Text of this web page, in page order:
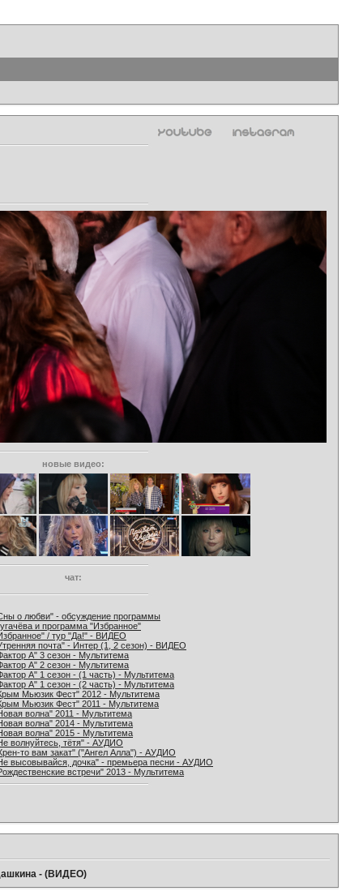
новые видео:
чат:
о любви" - обсуждение программы
и программа "Избранное"
/ тур "Да!" - ВИДЕО
почта" - Интер (1, 2 сезон) - ВИДЕО
А" 3 сезон - Мультитема
А" 2 сезон - Мультитема
А" 1 сезон - (1 часть) - Мультитема
А" 1 сезон - (2 часть) - Мультитема
Мьюзик Фест" 2012 - Мультитема
Мьюзик Фест" 2011 - Мультитема
волна" 2011 - Мультитема
волна" 2014 - Мультитема
волна" 2015 - Мультитема
волнуйтесь, тётя" - АУДИО
то вам закат" ("Ангел Алла") - АУДИО
высовывайся, дочка" - премьера песни - АУДИО
встречи" 2013 - Мультитема
- (ВИДЕО)